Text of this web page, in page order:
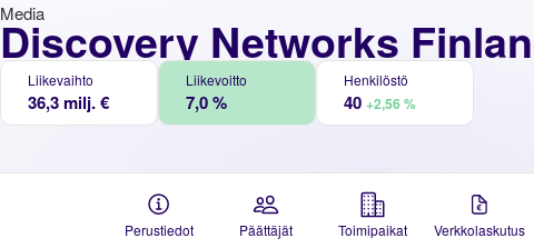
Discovery Networks
Media
Liikevaihto
36,3 milj. €
Liikevoitto
7,0 %
Henkilöstö
40 +2,56 %
Perustiedot Päättäjät Toimipaikat Verkkolaskutus